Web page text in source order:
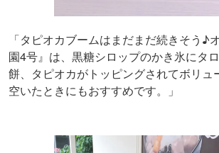
「タピオカブームはまだまだ続きそう♪
園4号』は、黒糖シロップのかき氷にタ
餅、タピオカがトッピングされてボリュ
空いたときにもおすすめです。」